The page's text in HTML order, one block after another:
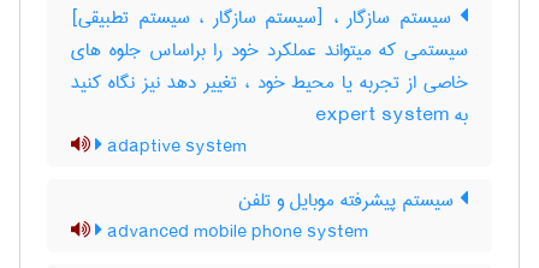
سیستم سازگار ، [سیستم سازگار ، سیستم تطبیقی]
سیستمی که میتواند عملکرد خود را براساس جلوه های
خاصی از تجربه یا محیط خود ، تغییر دهد نیز نگاه کنید
به ‎ expert system
adaptive system
سیستم پیشرفته موبایل و تلفن
advanced mobile phone system